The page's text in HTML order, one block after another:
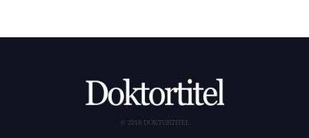
© 2018 DOKTORTITEL